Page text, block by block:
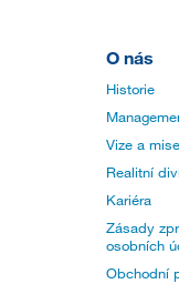
O nás
Historie
Vize a
Realitní
Kariéra
Zásady
osobních
Obchodní